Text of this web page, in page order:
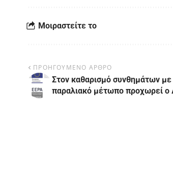
Μοιραστείτε το
ΠΡΟΗΓΟΥΜΕΝΟ ΑΡΘΡΟ
Στον καθαρισμό συνθημάτων με
παραλιακό μέτωπο προχωρεί